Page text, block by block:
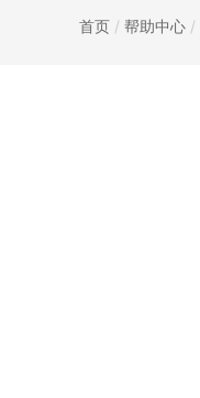
首页 / 帮助中心 /